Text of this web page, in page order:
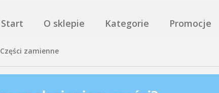
Start O sklepie Kategorie Promocje
Części zamienne